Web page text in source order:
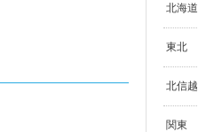
北海道
東北
北信越
関東